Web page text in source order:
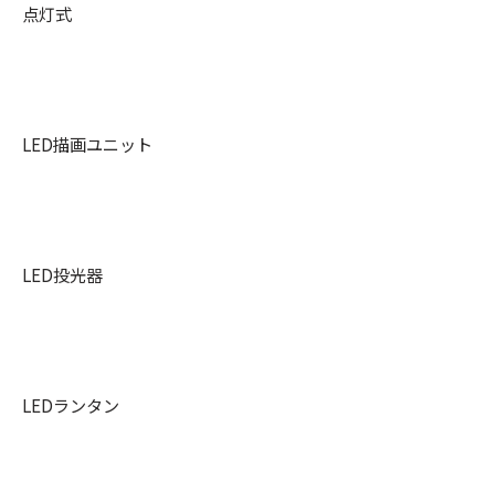
点灯式
LED描画ユニット
LED投光器
LEDランタン